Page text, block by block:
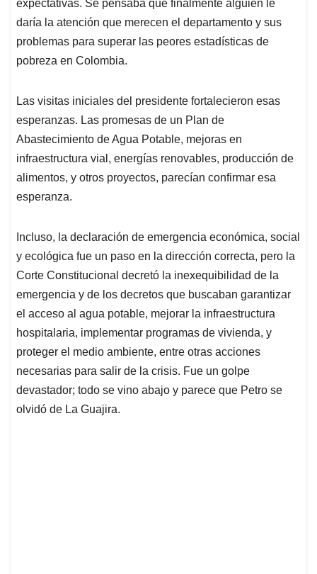
expectativas. Se pensaba que finalmente alguien le
daría la atención que merecen el departamento y sus
problemas para superar las peores estadísticas de
pobreza en Colombia.
Las visitas iniciales del presidente fortalecieron esas
esperanzas. Las promesas de un Plan de
Abastecimiento de Agua Potable, mejoras en
infraestructura vial, energías renovables, producción de
alimentos, y otros proyectos, parecían confirmar esa
esperanza.
Incluso, la declaración de emergencia económica, social
y ecológica fue un paso en la dirección correcta, pero la
Corte Constitucional decretó la inexequibilidad de la
emergencia y de los decretos que buscaban garantizar
el acceso al agua potable, mejorar la infraestructura
hospitalaria, implementar programas de vivienda, y
proteger el medio ambiente, entre otras acciones
necesarias para salir de la crisis. Fue un golpe
devastador; todo se vino abajo y parece que Petro se
olvidó de La Guajira.